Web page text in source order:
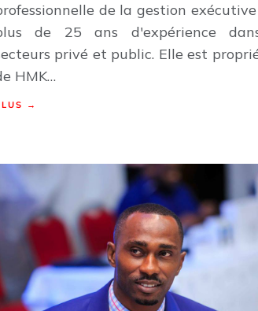
de la gestion
de 25 ans d'expérience
privé et public. Elle est
HMK…
→